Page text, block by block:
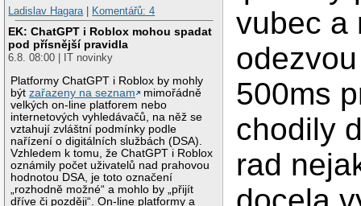
Ladislav Hagara | Komentářů: 4
EK: ChatGPT i Roblox mohou spadat
pod přísnější pravidla
6.8. 08:00 | IT novinky
Platformy ChatGPT i Roblox by mohly
býtzařazeny na seznam
mimořádně
velkých on-line platforem nebo
internetových vyhledávačů, na něž se
vztahují zvláštní podmínky podle
nařízení o digitálních službách (DSA).
Vzhledem k tomu, že ChatGPT i Roblox
oznámily počet uživatelů nad prahovou
hodnotou DSA, je toto označení
„rozhodně možné“ a mohlo by „přijít
dříve či později“. On-line platformy a
vubec a
500ms
chodily
rad